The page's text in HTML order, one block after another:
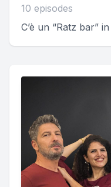
10 episodes
C’è un “Ratz bar”